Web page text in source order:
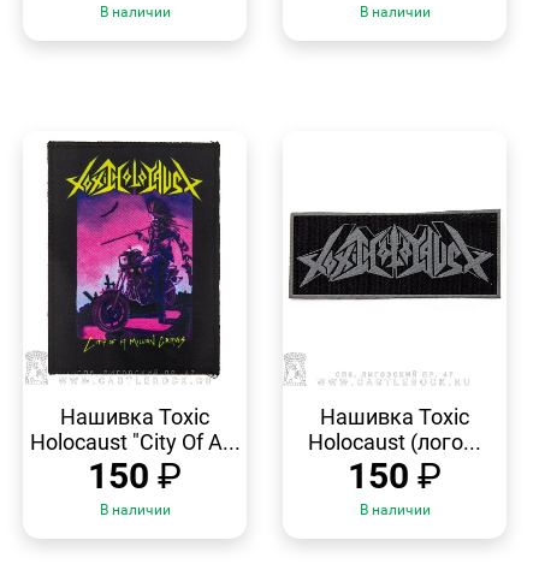
В наличии В наличии
ПРОСМОТР
Нашивка Toxic
Holocaust "City Of A...
150 ₽
В наличии
ПРОСМОТР
Нашивка Toxic
Holocaust (лого...
150 ₽
В наличии